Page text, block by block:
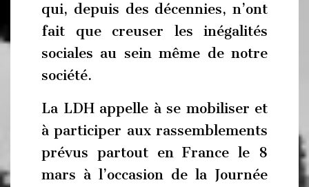
qui, depuis des décennies, n’ont
fait que creuser les inégalités
sociales au sein même de notre
société.
La LDH appelle à se mobiliser et
à participer aux rassemblements
prévus partout en France le 8
mars à l’occasion de la Journée